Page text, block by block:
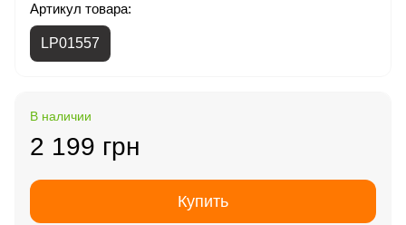
Артикул товара:
LP01557
В наличии
2 199 грн
Купить